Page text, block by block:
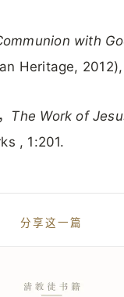
with
Heritage, 2012),
The Work of
, 1:201.
分享这一篇